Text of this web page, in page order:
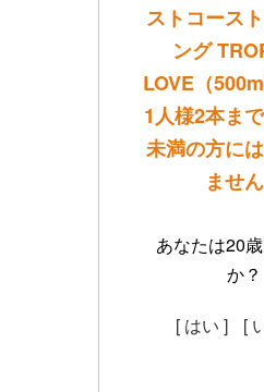
ストコース
ング
LOVE（
1人様2本ま
未満の方に
ません
あなたは20
か？
[ はい ] [